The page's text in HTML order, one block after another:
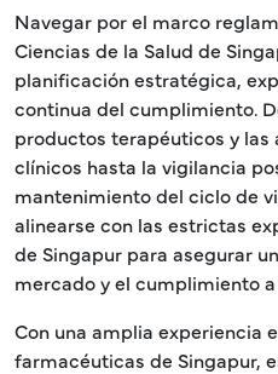
Navegar por el marco
Ciencias de la Salud de
planificación estratégica,
continua del cumplimiento.
productos terapéuticos y las
clínicos hasta la vigilancia
mantenimiento del ciclo de
alinearse con las estrictas
de Singapur para asegurar
mercado y el cumplimiento
Con una amplia experiencia
farmacéuticas de Singapur,